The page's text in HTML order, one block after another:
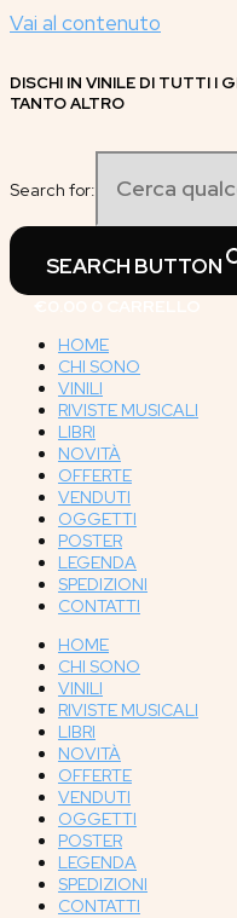
Vai al contenuto
DISCHI IN VINILE DI TUTTI I
TANTO ALTRO
Search for:
SEARCH BUTTON
HOME
CHI SONO
VINILI
RIVISTE MUSICALI
LIBRI
NOVITÀ
OFFERTE
VENDUTI
OGGETTI
POSTER
LEGENDA
SPEDIZIONI
CONTATTI
HOME
CHI SONO
VINILI
RIVISTE MUSICALI
LIBRI
NOVITÀ
OFFERTE
VENDUTI
OGGETTI
POSTER
LEGENDA
SPEDIZIONI
CONTATTI